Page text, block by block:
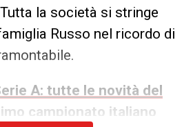
Tutta la società si stringe
Russo nel ricordo di
A: tutte le novità del
campionato italiano